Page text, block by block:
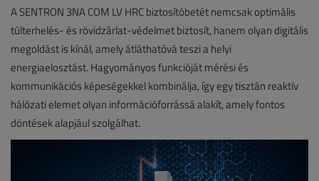
A SENTRON 3NA COM LV HRC biztosítóbetét nemcsak optimális
túlterhelés- és rövidzárlat-védelmet biztosít, hanem olyan digitális
megoldást is kínál, amely átláthatóvá teszi a helyi
energiaelosztást. Hagyományos funkcióját mérési és
kommunikációs képeségekkel kombinálja, így egy tisztán reaktív
hálózati elemet olyan információforrássá alakít, amely fontos
döntések alapjául szolgálhat.